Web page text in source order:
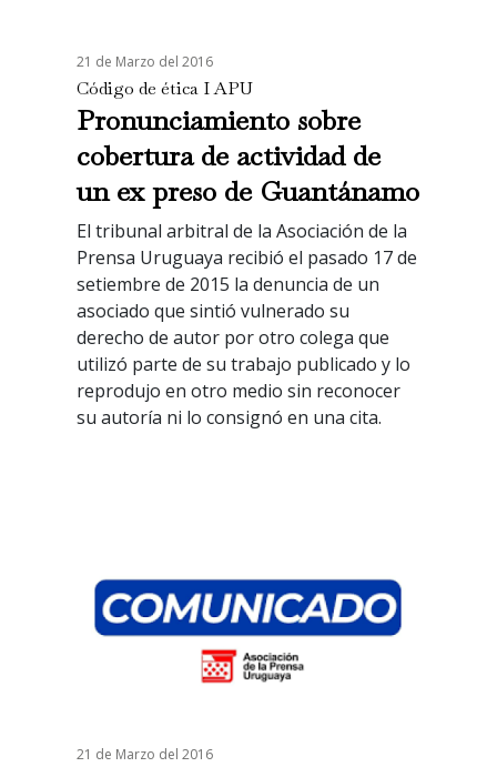
21 de Marzo del 2016
Código de ética I APU
Pronunciamiento sobre
cobertura de actividad de
un ex preso de Guantánamo
El tribunal arbitral de la Asociación de la
Prensa Uruguaya recibió el pasado 17 de
setiembre de 2015 la denuncia de un
asociado que sintió vulnerado su
derecho de autor por otro colega que
utilizó parte de su trabajo publicado y lo
reprodujo en otro medio sin reconocer
su autoría ni lo consignó en una cita.
21 de Marzo del 2016